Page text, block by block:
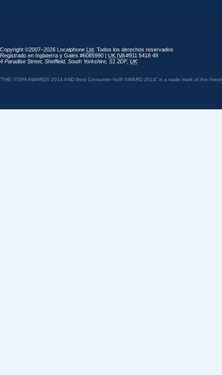
Copyright ©2007–2026 Localphone Ltd . Todos los derechos reservados
Registrado en Inglaterra y Gales #6085990 | UK IVA#911 5418 49
4 Paradise Street, Sheffield, South Yorkshire S1 2DF, UK
“THE ITSPA AWARDS 2014 AND Best Consumer VoIP AWARD 2014” is a trade mark of the